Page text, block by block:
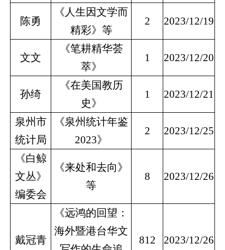
陈勇
《人生因文学而
精彩》等
2 2023/12/19
文文
《笔耕精华荟
萃》
1 2023/12/20
孙绮
《在美国教历
史》
1 2023/12/21
泉州市
统计局
《泉州统计年鉴
2023》
2 2023/12/25
《白鲸
文丛》
编委会
《来处和去向》
等
8 2023/12/26
戴冠青
《远鸿的回望：
海外暨港台华文
812 2023/12/26